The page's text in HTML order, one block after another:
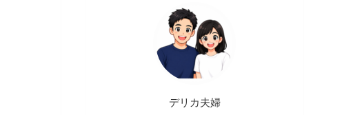
デリカ夫婦